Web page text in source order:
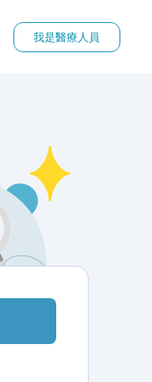
我是醫療人員